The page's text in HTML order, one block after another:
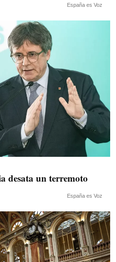
España es Voz
desata un terremoto
España es Voz